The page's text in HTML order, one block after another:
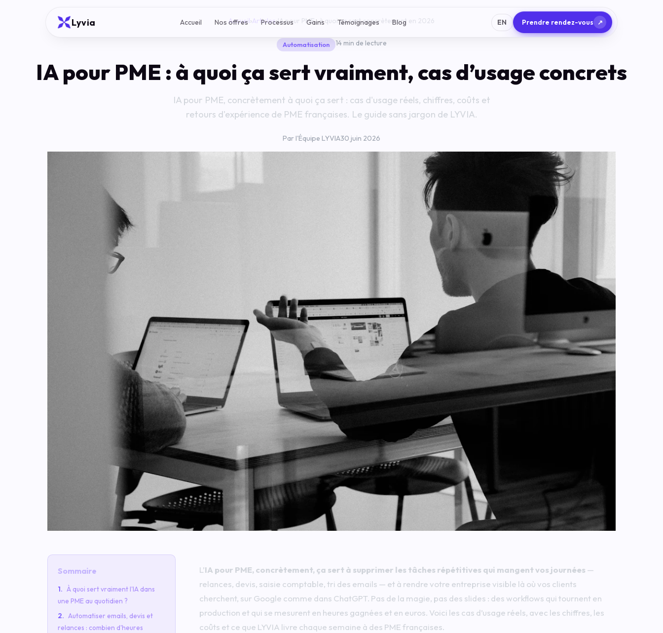
Lyvia Accueil Nos offres Processus Gains Témoignages Blog EN Prendre rendez-vous ↗
Accueil›Articles›IA pour PME : à quoi ça sert concrètement en 2026
Automatisation 14 min de lecture
IA pour PME : à quoi ça sert vraiment, cas d’usage concrets
IA pour PME, concrètement à quoi ça sert : cas d'usage réels, chiffres, coûts et
retours d'expérience de PME françaises. Le guide sans jargon de LYVIA.
Par l'Équipe LYVIA30 juin 2026
Sommaire
À quoi sert vraiment l'IA dans
une PME au quotidien ?
Automatiser emails, devis et
relances : combien d'heures
L’IA pour PME, concrètement, ça sert à supprimer les tâches répétitives qui mangent vos journées —
relances, devis, saisie comptable, tri des emails — et à rendre votre entreprise visible là où vos clients
cherchent, sur Google comme dans ChatGPT. Pas de la magie, pas des slides : des workflows qui tournent en
production et qui se mesurent en heures gagnées et en euros. Voici les cas d’usage réels, avec les chiffres, les
coûts et ce que LYVIA livre chaque semaine à des PME françaises.